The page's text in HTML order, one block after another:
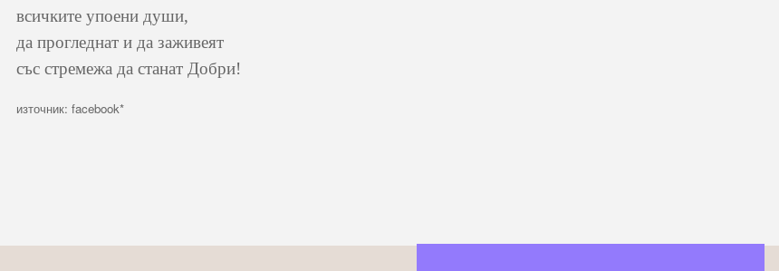
всичките упоени души,
да прогледнат и да заживеят
със стремежа да станат Добри!
източник: facebook*